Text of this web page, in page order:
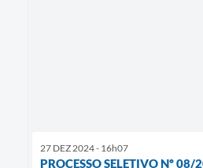
27 DEZ 2024 - 16h07
PROCESSO SELETIVO Nº 08/